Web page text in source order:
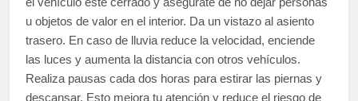
u objetos de valor en el interior. Da un vistazo al asiento
trasero. En caso de lluvia reduce la velocidad, enciende
las luces y aumenta la distancia con otros vehículos.
Realiza pausas cada dos horas para estirar las piernas y
descansar. Esto mejora tu atención y reduce el riesgo de